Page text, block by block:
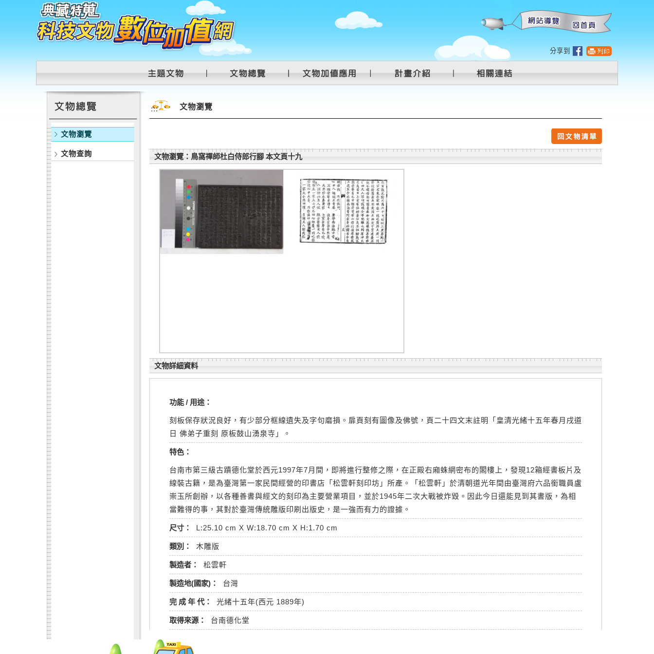
跳到主要內容區塊
分享到
文物瀏覽
文物查詢
::: 文物瀏覽
文物瀏覽：鳥窩禪師杜白侍郎行腳 本文頁十九
文物詳細資料
功能 / 用途：
刻板保存狀況良好，有少部分框線遺失及字句磨損。扉頁刻有圖像及佛號，頁二十四文末註明「皇清光緒十五年春月戌道
日 佛弟子重刻 原板鼓山湧泉寺」。
特色：
台南市第三級古蹟德化堂於西元1997年7月間，即將進行整修之際，在正殿右廂蛛網密布的閣樓上，發現12箱經書板片及
線裝古籍，是為臺灣第一家民間經營的印書店「松雲軒刻印坊」所產。「松雲軒」於清朝道光年間由臺灣府六品銜職員盧
崇玉所創辦，以各種善書與經文的刻印為主要營業項目，並於1945年二次大戰被炸毀。因此今日還能見到其書版，為相
當難得的事，其對於臺灣傳統雕版印刷出版史，是一強而有力的證據。
尺寸： L:25.10 cm X W:18.70 cm X H:1.70 cm
類別： 木雕版
製造者： 松雲軒
製造地(國家)： 台灣
完 成 年 代： 光緒十五年(西元 1889年)
取得來源： 台南德化堂